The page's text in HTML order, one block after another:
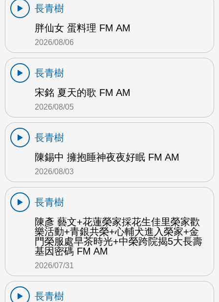
長青樹
胖仙女 蛋料理 FM AM
2026/08/06
長青樹
宋銘 夏天的歌 FM AM
2026/08/05
長青樹
陳錫中 擁抱睡神夜夜好眠 FM AM
2026/08/03
長青樹
陳彥 藝文+花蓮榮家採花生佳里榮家歡
樂活動+青銀共榮+心輔犬進入榮家+金
門榮服處早茶時光+中榮跨院揭5大長壽
基因密碼 FM AM
2026/07/31
長青樹